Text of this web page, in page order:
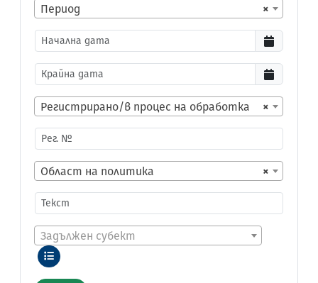
×
Период
×
Регистрирано/в процес на обработка
×
Област на политика
Задължен субект